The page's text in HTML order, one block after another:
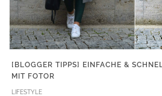
[BLOGGER TIPPS] EINFACHE &
MIT FOTOR
LIFESTYLE